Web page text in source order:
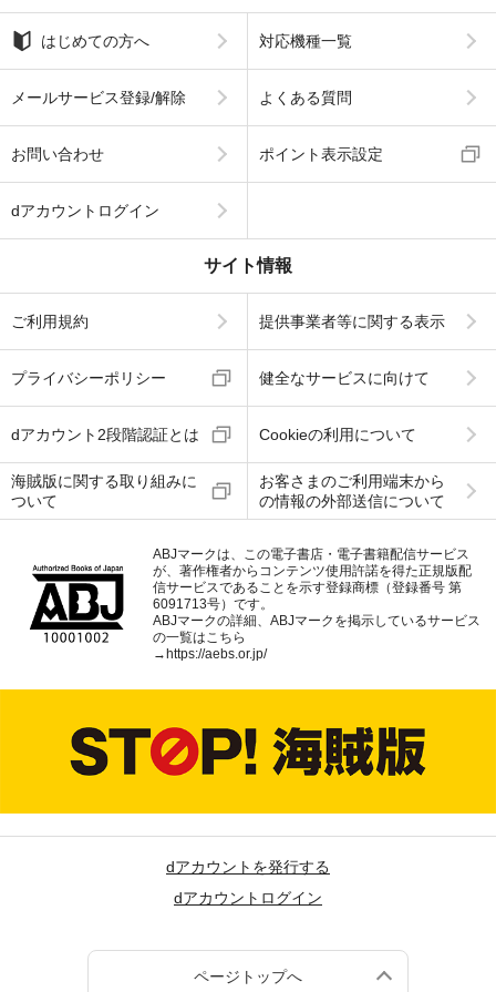
はじめての方へ 対応機種一覧
メールサービス登録/解除 よくある質問
お問い合わせ ポイント表示設定
dアカウントログイン
サイト情報
ご利用規約 提供事業者等に関する表示
プライバシーポリシー 健全なサービスに向けて
dアカウント2段階認証とは Cookieの利用について
海賊版に関する取り組みに
ついて
お客さまのご利用端末から
の情報の外部送信について
ABJマークは、この電子書店・電子書籍配信サービス
が、著作権者からコンテンツ使用許諾を得た正規版配
信サービスであることを示す登録商標（登録番号 第
6091713号）です。
ABJマークの詳細、ABJマークを掲示しているサービス
の一覧はこちら
→https://aebs.or.jp/
dアカウントを発行する
dアカウントログイン
ページトップへ